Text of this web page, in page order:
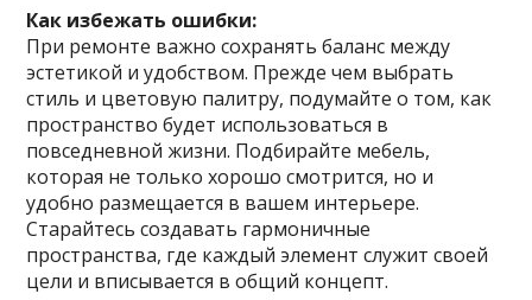
Как избежать ошибки:
При ремонте важно сохранять баланс между
эстетикой и удобством. Прежде чем выбрать
стиль и цветовую палитру, подумайте о том, как
пространство будет использоваться в
повседневной жизни. Подбирайте мебель,
которая не только хорошо смотрится, но и
удобно размещается в вашем интерьере.
Старайтесь создавать гармоничные
пространства, где каждый элемент служит своей
цели и вписывается в общий концепт.